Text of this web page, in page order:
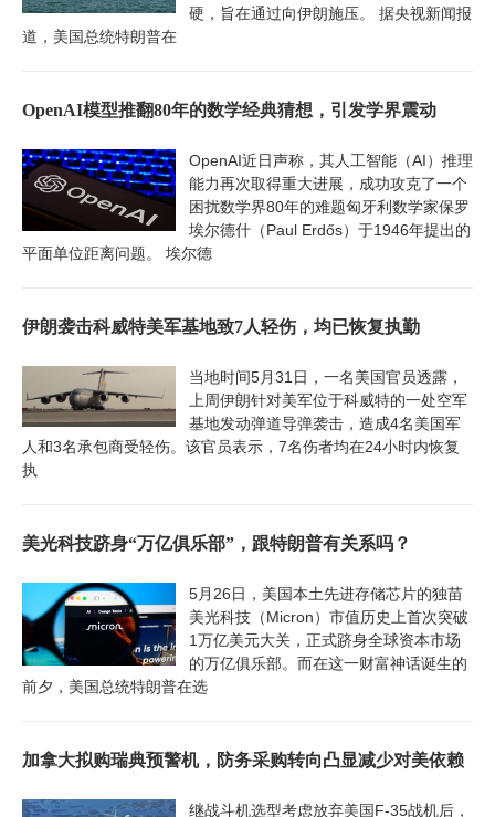
硬，旨在通过向伊朗施压。 据央视新闻报
道，美国总统特朗普在
OpenAI模型推翻80年的数学经典猜想，引发学界震动
OpenAI近日声称，其人工智能（AI）推理
能力再次取得重大进展，成功攻克了一个
困扰数学界80年的难题匈牙利数学家保罗
埃尔德什（Paul Erdős）于1946年提出的
平面单位距离问题。 埃尔德
伊朗袭击科威特美军基地致7人轻伤，均已恢复执勤
当地时间5月31日，一名美国官员透露，
上周伊朗针对美军位于科威特的一处空军
基地发动弹道导弹袭击，造成4名美国军
人和3名承包商受轻伤。该官员表示，7名伤者均在24小时内恢复
执
美光科技跻身“万亿俱乐部”，跟特朗普有关系吗？
5月26日，美国本土先进存储芯片的独苗
美光科技（Micron）市值历史上首次突破
1万亿美元大关，正式跻身全球资本市场
的万亿俱乐部。而在这一财富神话诞生的
前夕，美国总统特朗普在选
加拿大拟购瑞典预警机，防务采购转向凸显减少对美依赖
继战斗机选型考虑放弃美国F-35战机后，